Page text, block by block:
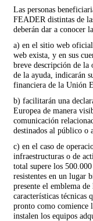
Las personas
FEADER distintas de
deberán dar a conocer
a) en el sitio web
web exista, y en sus
breve descripción de la
de la ayuda, indicarán
financiera de la Unión
b) facilitarán una
Europea de manera
comunicación
destinados al público o
c) en el caso de
infraestructuras o de
total supere los
resistentes en un lugar
presente el emblema
características técnicas
pronto como comience
instalen los equipos